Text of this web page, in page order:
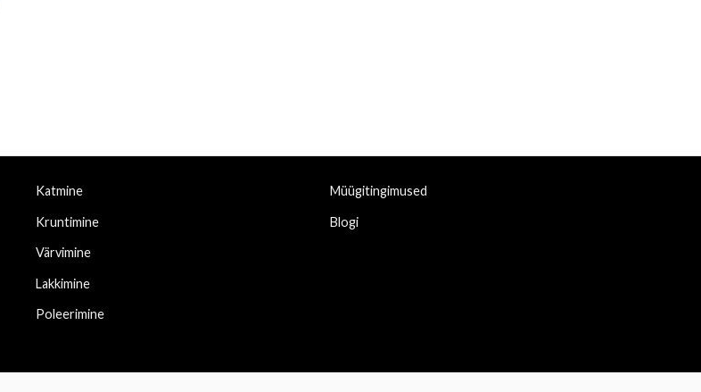
Katmine
Kruntimine
Värvimine
Lakkimine
Poleerimine
Müügitingimused
Blogi